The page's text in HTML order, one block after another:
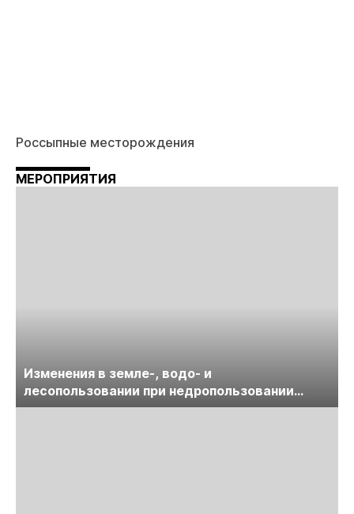
Россыпные месторождения
МЕРОПРИЯТИЯ
Изменения в земле-, водо- и
лесопользовании при недропользовании
обсудят на семинаре «ПравоТЭК»